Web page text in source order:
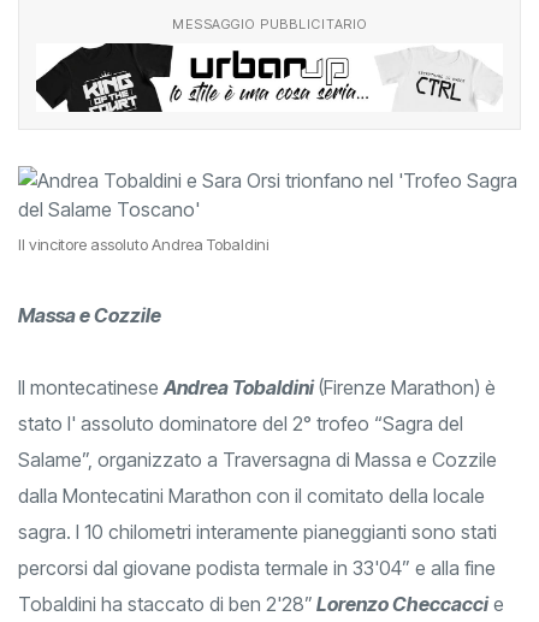
MESSAGGIO PUBBLICITARIO
Il vincitore assoluto Andrea Tobaldini
Massa e Cozzile
Il montecatinese Andrea Tobaldini(Firenze Marathon) è
stato l' assoluto dominatore del 2° trofeo “Sagra del
Salame”, organizzato a Traversagna di Massa e Cozzile
dalla Montecatini Marathon con il comitato della locale
sagra. I 10 chilometri interamente pianeggianti sono stati
percorsi dal giovane podista termale in 33'04” e alla fine
Tobaldini ha staccato di ben 2'28” Lorenzo Checcaccie